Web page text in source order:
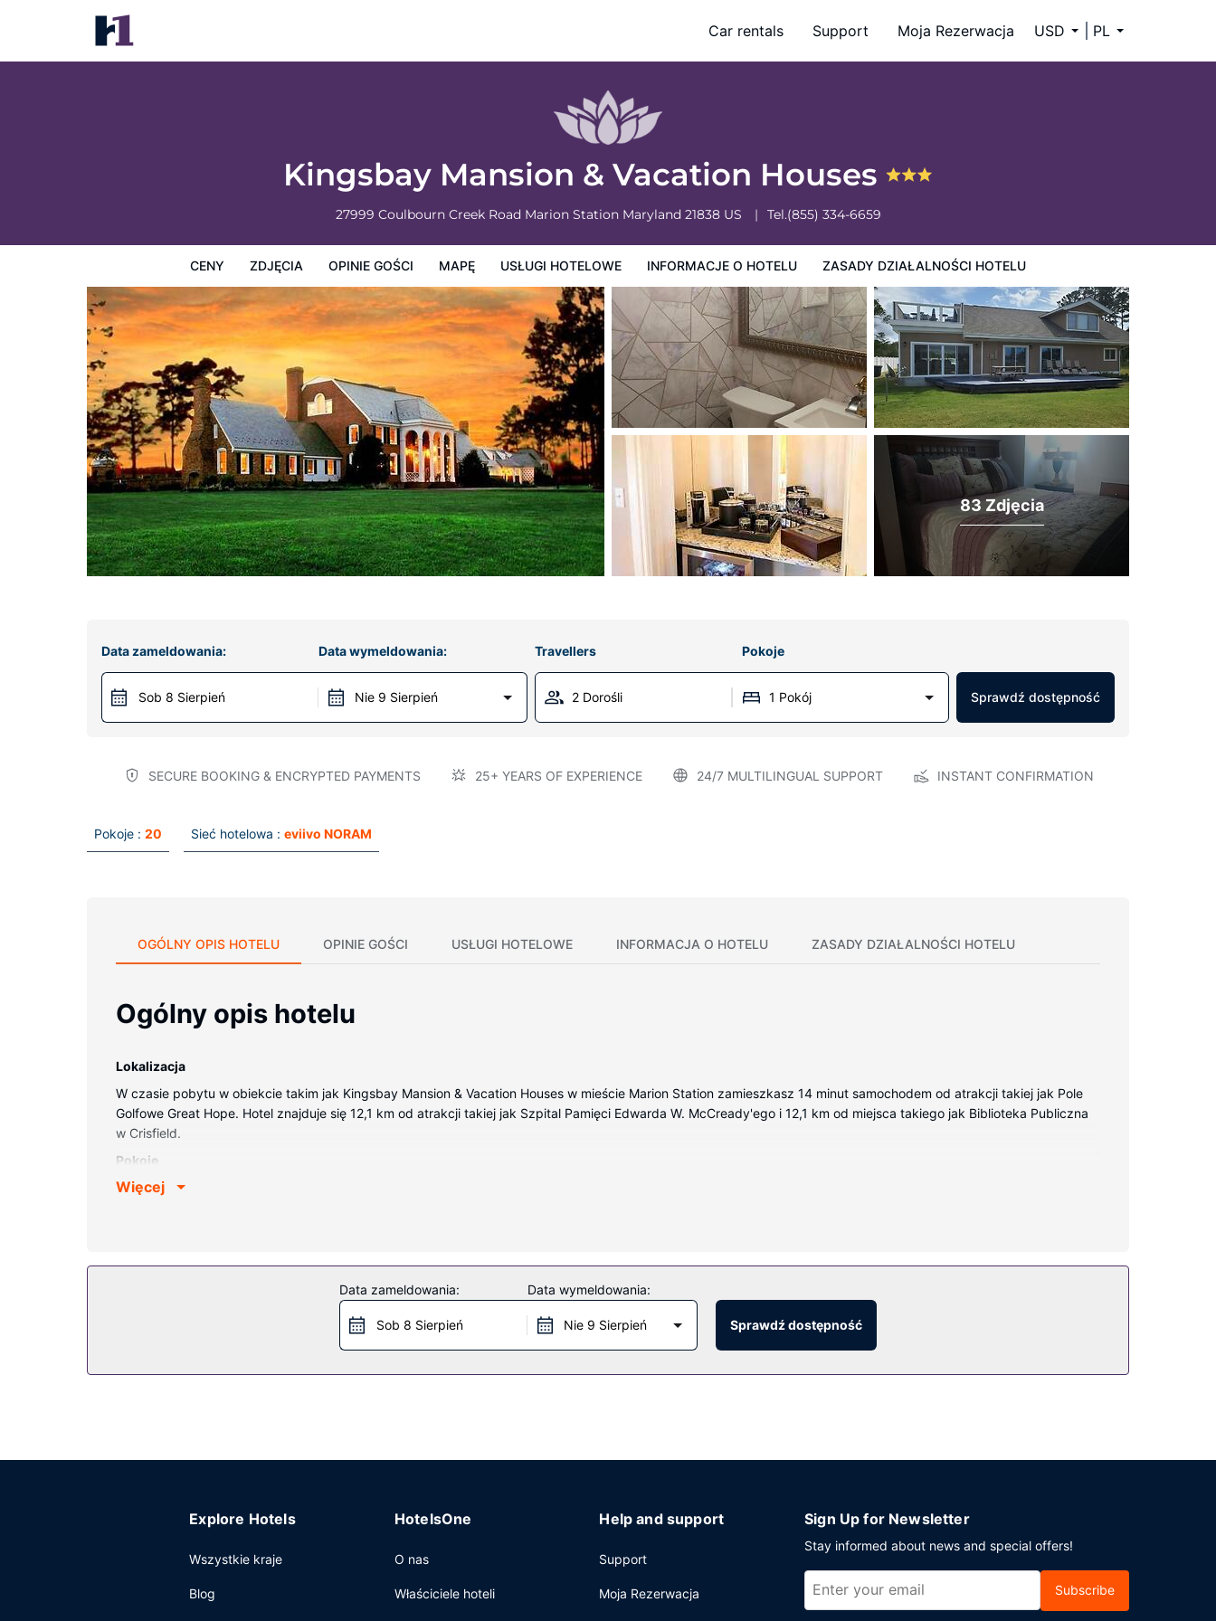
Car rentals Support Moja Rezerwacja USD PL
Kingsbay Mansion & Vacation Houses
27999 Coulbourn Creek Road Marion Station Maryland 21838 US Tel.(855) 334-6659
CENY ZDJĘCIA OPINIE GOŚCI MAPĘ USŁUGI HOTELOWE INFORMACJE O HOTELU ZASADY DZIAŁALNOŚCI HOTELU
Kingsbay Mansion & Vacation Houses
Ceny Zdjęcia Zasady działalności hotelu
83 Zdjęcia
Data zameldowania:
Sob 8 Sierpień
Data wymeldowania:
Nie 9 Sierpień
Travellers Pokoje
2 Dorośli 1 Pokój Sprawdź dostępność
SECURE BOOKING & ENCRYPTED PAYMENTS 25+ YEARS OF EXPERIENCE 24/7 MULTILINGUAL SUPPORT INSTANT CONFIRMATION
Pokoje : 20 Sieć hotelowa : eviivo NORAM
OGÓLNY OPIS HOTELU OPINIE GOŚCI USŁUGI HOTELOWE INFORMACJA O HOTELU ZASADY DZIAŁALNOŚCI HOTELU
Ogólny opis hotelu
Lokalizacja
W czasie pobytu w obiekcie takim jak Kingsbay Mansion & Vacation Houses w mieście Marion Station zamieszkasz 14 minut samochodem od atrakcji takiej jak Pole
Golfowe Great Hope. Hotel znajduje się 12,1 km od atrakcji takiej jak Szpital Pamięci Edwarda W. McCready'ego i 12,1 km od miejsca takiego jak Biblioteka Publiczna
w Crisfield.
Pokoje
Poczuj się jak w domu w 20 pokojach.
Udogodnienia biznesowe to bezpłatny przewodowy dostęp do internetu, przechowalnia bagażu oraz biblioteka. Udogodnienia na miejscu to bezpłatne parkowanie
Więcej
Data zameldowania:
Sob 8 Sierpień
Data wymeldowania:
Nie 9 Sierpień Sprawdź dostępność
Explore Hotels
Wszystkie kraje
Blog
HotelsOne
O nas
Właściciele hoteli
Help and support
Support
Moja Rezerwacja
Sign Up for Newsletter
Stay informed about news and special offers!
Subscribe